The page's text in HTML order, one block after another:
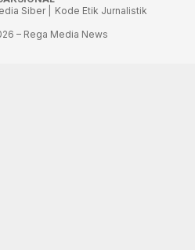
Siber |
Kode Etik Jurnalistik
– Rega Media News